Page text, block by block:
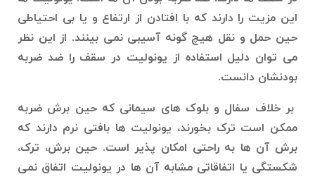
این مزیت را دارند که با افتادن از ارتفاع و یا بی احتیاطی
حین حمل و نقل هیچ گونه آسیبی نمی بینند. از این نظر
می توان دلیل استفاده از یونولیت در سقف را ضد ضربه
بودنشان دانست.
بر خلاف سفال و بلوک های سیمانی که حین برش ضربه
ممکن است ترک بخورند، یونولیت ها بافتی نرم دارند که
برش آن ها به راحتی امکان پذیر است. حین برش، ترک،
شکستگی یا اتفاقاتی مشابه آن ها در یونولیت اتفاق نمی